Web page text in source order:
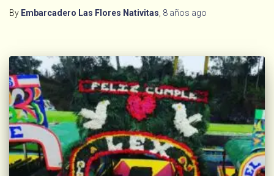
By Embarcadero Las Flores Nativitas 8 años ago